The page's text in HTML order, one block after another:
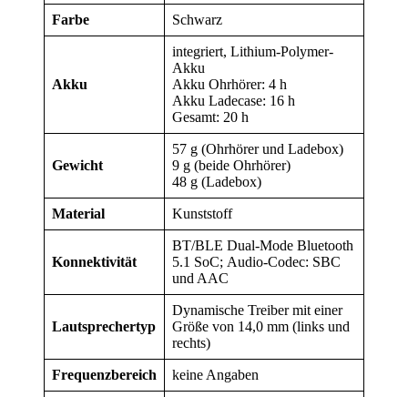
Farbe Schwarz
Akku
integriert, Lithium-Polymer-
Akku
Akku Ohrhörer: 4 h
Akku Ladecase: 16 h
Gesamt: 20 h
Gewicht
57 g (Ohrhörer und Ladebox)
9 g (beide Ohrhörer)
48 g (Ladebox)
Material Kunststoff
Konnektivität
BT/BLE Dual-Mode Bluetooth
5.1 SoC; Audio-Codec: SBC
und AAC
Lautsprechertyp
Dynamische Treiber mit einer
Größe von 14,0 mm (links und
rechts)
Frequenzbereich keine Angaben